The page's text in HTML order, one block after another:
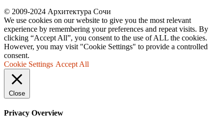
© 2009-2024 Архитектура Сочи
We use cookies on our website to give you the most relevant
experience by remembering your preferences and repeat visits. By
clicking “Accept All”, you consent to the use of ALL the cookies.
However, you may visit "Cookie Settings" to provide a controlled
consent.
Cookie Settings Accept All
Close
Privacy Overview